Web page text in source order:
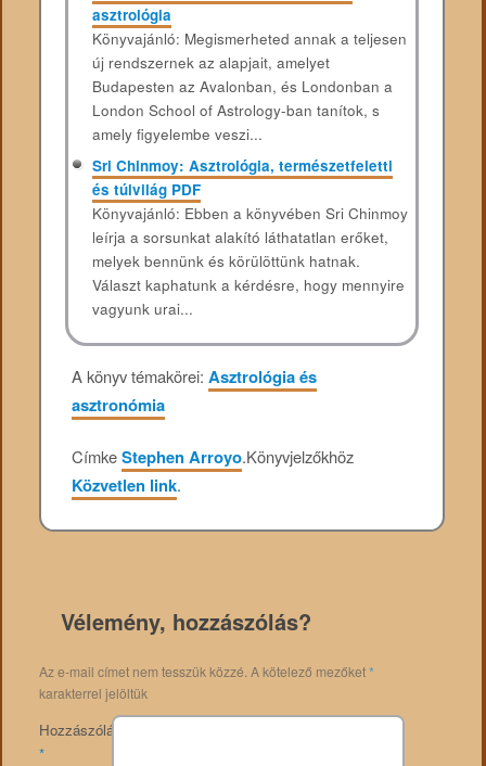
asztrológia
Könyvajánló: Megismerheted annak a teljesen
új rendszernek az alapjait, amelyet
Budapesten az Avalonban, és Londonban a
London School of Astrology-ban tanítok, s
amely figyelembe veszi...
Sri Chinmoy: Asztrológia, természetfeletti
és túlvilág PDF
Könyvajánló: Ebben a könyvében Sri Chinmoy
leírja a sorsunkat alakító láthatatlan erőket,
melyek bennünk és körülöttünk hatnak.
Választ kaphatunk a kérdésre, hogy mennyire
vagyunk urai...
A könyv témakörei:Asztrológia és
asztronómia
CímkeStephen Arroyo.Könyvjelzőkhöz
Közvetlen link.
Vélemény, hozzászólás?
Az e-mail címet nem tesszük közzé.A kötelező mezőket*
karakterrel jelöltük
Hozzászólás
*